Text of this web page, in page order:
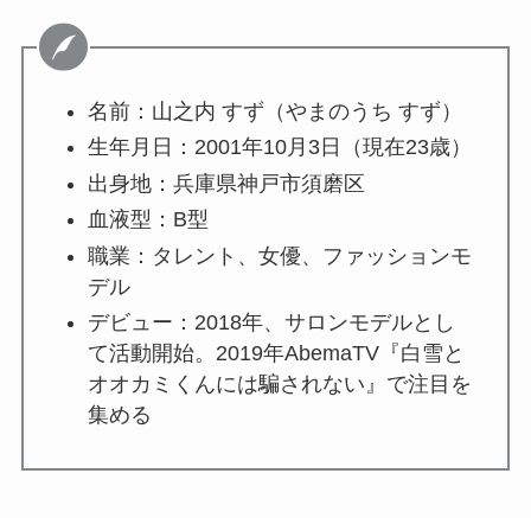
名前：山之内 すず（やまのうち すず）
生年月日：2001年10月3日（現在23歳）
出身地：兵庫県神戸市須磨区
血液型：B型
職業：タレント、女優、ファッションモ
デル
デビュー：2018年、サロンモデルとし
て活動開始。2019年AbemaTV『白雪と
オオカミくんには騙されない』で注目を
集める